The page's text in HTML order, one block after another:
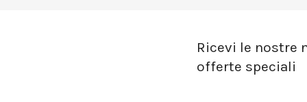
Ricevi le nostre
offerte speciali